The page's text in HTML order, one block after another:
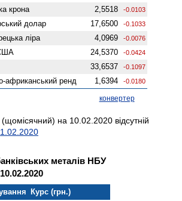
крона 2,5518 -0.0103
долар 17,6500 -0.1033
ліра 4,0969 -0.0076
24,5370 -0.0424
33,6537 -0.1097
африканський ренд 1,6394 -0.0180
конвертер
на 10.02.2020 відсутній
1.02.2020
металів НБУ
Курс (грн.)